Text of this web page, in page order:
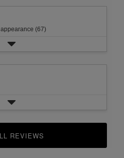
appearance (67)
CLICK TO GO TO ALL REVIEWS